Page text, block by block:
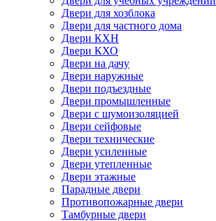
Двери для хозблока
Двери для частного дома
Двери КХН
Двери КХО
Двери на дачу
Двери наружные
Двери подъездные
Двери промышленные
Двери с шумоизоляцией
Двери сейфовые
Двери технические
Двери усиленные
Двери утепленные
Двери этажные
Парадные двери
Противопожарные двери
Тамбурные двери